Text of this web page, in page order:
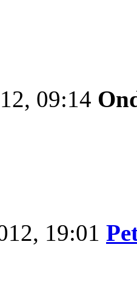
09:14
19:01